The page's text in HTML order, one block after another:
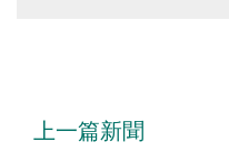
上一篇新聞